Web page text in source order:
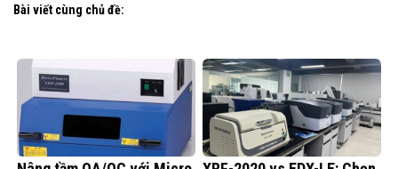
Bài viết cùng chủ đề: